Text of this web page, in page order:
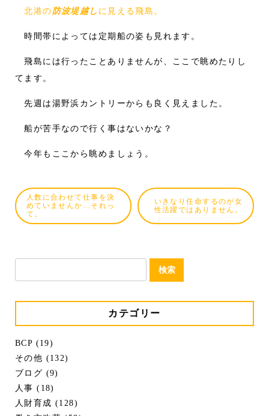
北港の防波堤越し に見える飛島。
時間帯によっては定期船の姿も見れます。
飛島には行ったことありませんが、ここで眺めたりし
てます。
先週は湯野浜カントリーからも良く見えました。
船が苦手なので行く事はないかな？
今年もここから眺めましょう。
人数に合わせて仕事を決
めていませんか…それっ
て。
いきなり任命するのが女
性活躍ではありません。
検
カテゴリー
BCP (19)
その他 (132)
ブログ (9)
人事 (18)
人財育成 (128)